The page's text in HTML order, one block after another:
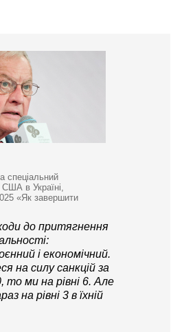
спеціальний
в Україні,
«Як завершити
до притягнення
і економічний.
на силу санкцій за
то ми на рівні 6. Але
на рівні 3 в їхній